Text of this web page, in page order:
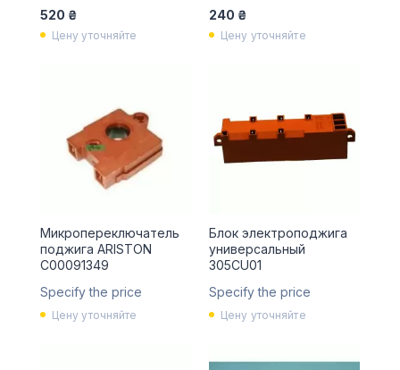
520 ₴
Цену уточняйте
240 ₴
Цену уточняйте
Микропереключатель
поджига ARISTON
C00091349
Specify the price
Цену уточняйте
Блок электроподжига
универсальный
305CU01
Specify the price
Цену уточняйте